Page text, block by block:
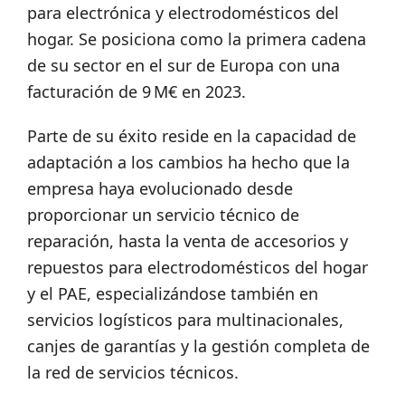
para electrónica y electrodomésticos del
hogar. Se posiciona como la primera cadena
de su sector en el sur de Europa con una
facturación de 9 M€ en 2023.
Parte de su éxito reside en la capacidad de
adaptación a los cambios ha hecho que la
empresa haya evolucionado desde
proporcionar un servicio técnico de
reparación, hasta la venta de accesorios y
repuestos para electrodomésticos del hogar
y el PAE, especializándose también en
servicios logísticos para multinacionales,
canjes de garantías y la gestión completa de
la red de servicios técnicos.